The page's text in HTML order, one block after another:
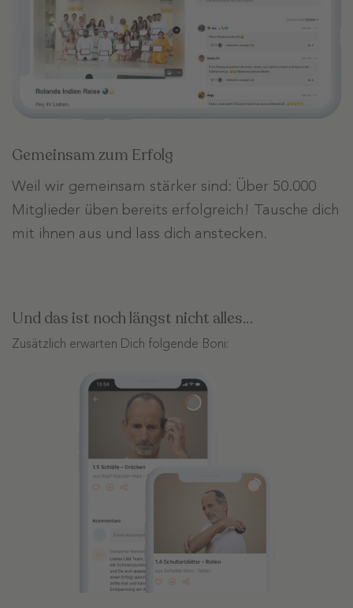
Gemeinsam zum Erfolg
Weil wir gemeinsam stärker sind: Über 50.000
Mitglieder üben bereits erfolgreich! Tausche dich
mit ihnen aus und lass dich anstecken.
Und das ist noch längst nicht alles…
Zusätzlich erwarten Dich folgende Boni: